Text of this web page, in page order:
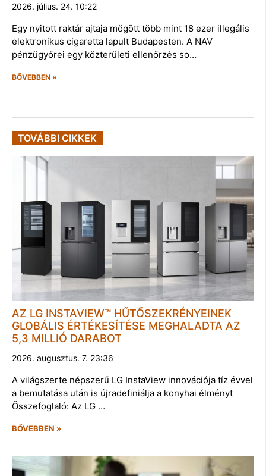
2026. július. 24. 10:22
Egy nyitott raktár ajtaja mögött több mint 18 ezer illegális
elektronikus cigaretta lapult Budapesten. A NAV
pénzügyőrei egy közterületi ellenőrzés so…
BŐVEBBEN »
TOVÁBBI CIKKEK
AZ LG INSTAVIEW™ HŰTŐSZEKRÉNYEINEK
GLOBÁLIS ÉRTÉKESÍTÉSE MEGHALADTA AZ
5,3 MILLIÓ DARABOT
2026. augusztus. 7. 23:36
A világszerte népszerű LG InstaView innovációja tíz évvel
a bemutatása után is újradefiniálja a konyhai élményt
Összefoglaló: Az LG …
BŐVEBBEN »